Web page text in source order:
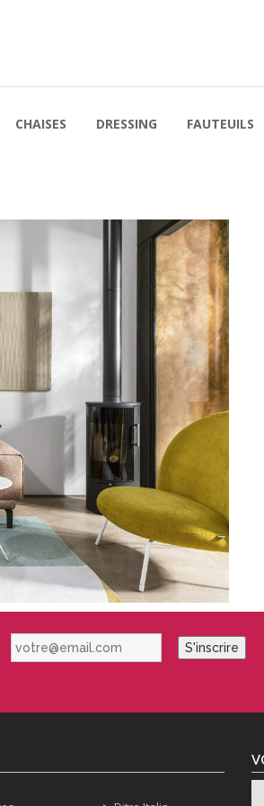
CHAISES DRESSING FAUTEUILS
votre@email.com S'inscrire